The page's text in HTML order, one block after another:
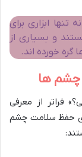
ابزاری برای
و بسیاری از
خورده اند.
چشم ها
فراتر از معرفی
حفظ سلامت چشم